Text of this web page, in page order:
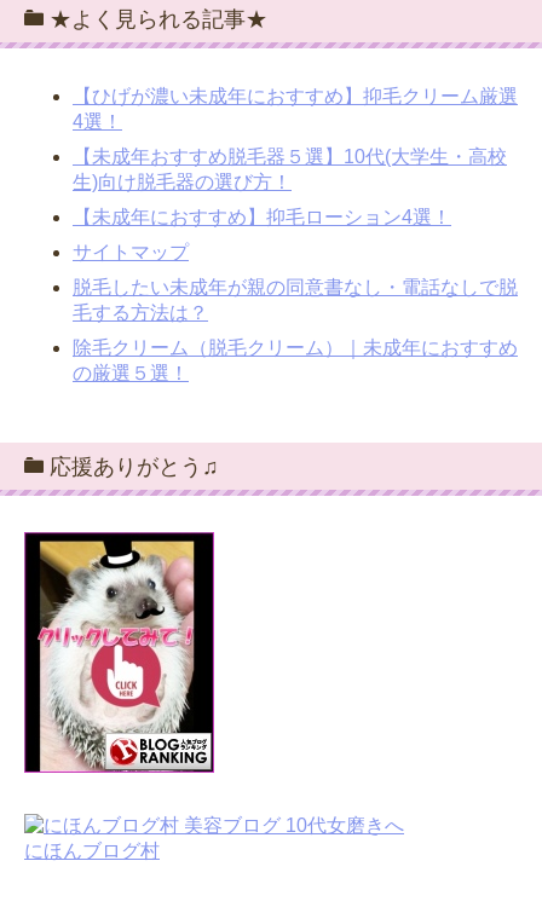
★よく見られる記事★
【ひげが濃い未成年におすすめ】抑毛クリーム厳選
4選！
【未成年おすすめ脱毛器５選】10代(大学生・高校
生)向け脱毛器の選び方！
【未成年におすすめ】抑毛ローション4選！
サイトマップ
脱毛したい未成年が親の同意書なし・電話なしで脱
毛する方法は？
除毛クリーム（脱毛クリーム）｜未成年におすすめ
の厳選５選！
応援ありがとう♫
にほんブログ村